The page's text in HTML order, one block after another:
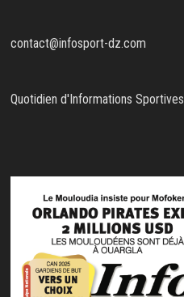
contact@infosport-dz.com
Quotidien d'Informations Sportives